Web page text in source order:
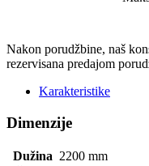
Nakon porudžbine, naš
rezervisana predajom
Karakteristike
Dimenzije
Dužina 2200 mm